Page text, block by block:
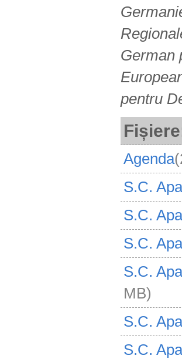
German
pentru
Agenda
S.C.
S.C.
S.C.
S.C.
MB)
S.C.
S.C.